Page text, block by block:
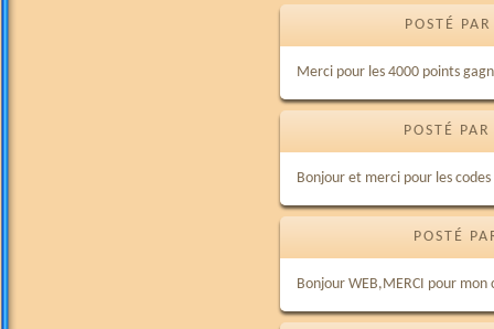
POSTÉ
Merci pour les 4000 points
POSTÉ
Bonjour et merci pour les codes
POSTÉ
Bonjour WEB,MERCI pour